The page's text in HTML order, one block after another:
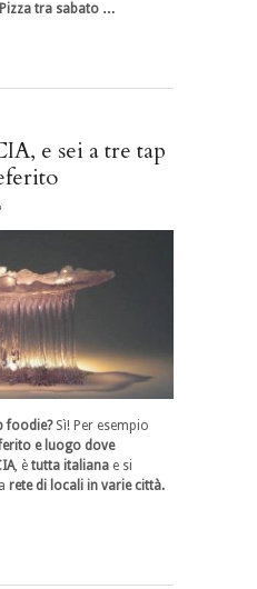
tra sabato …
e sei a tre tap
foodie?Sì! Per esempio
e luogo dove
, è tutta italiana e si
rete di locali in varie città.